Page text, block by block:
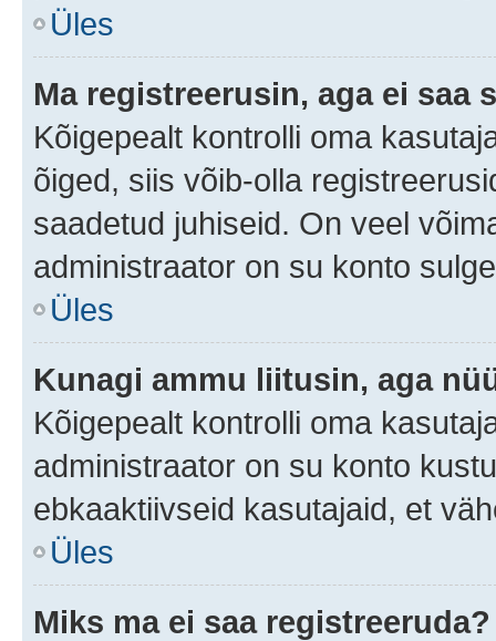
Üles
Ma registreerusin, aga ei saa
Kõigepealt kontrolli oma
õiged, siis võib-olla
saadetud juhiseid. On veel
administraator on su konto
Üles
Kunagi ammu liitusin, aga
Kõigepealt kontrolli oma
administraator on su konto
ebkaaktiivseid kasutajaid, et
Üles
Miks ma ei saa registreeruda?